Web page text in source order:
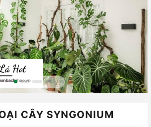
CÂY SYNGONIUM